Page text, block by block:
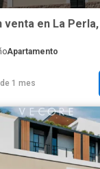
Apartamento
1 mes